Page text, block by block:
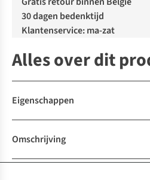
30 dagen bedenktijd
Klantenservice: ma-zat
Alles over dit
Eigenschappen
Omschrijving